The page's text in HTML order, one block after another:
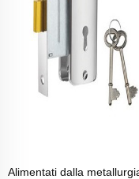
Alimentati dalla